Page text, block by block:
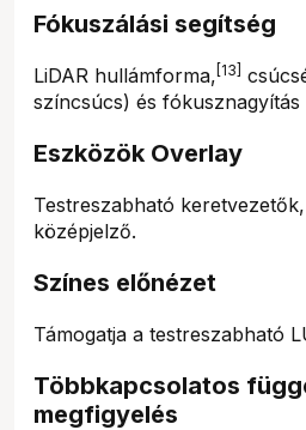
Fókuszálási segítség
LiDAR hullámforma, [13]
színcsúcs) és fókusznagyítás
Eszközök Overlay
Testreszabható
középjelző.
Színes előnézet
Támogatja a testreszabható
Többkapcsolatos
megfigyelés